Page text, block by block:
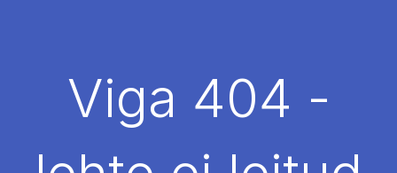
PALKAMAViga 404 -